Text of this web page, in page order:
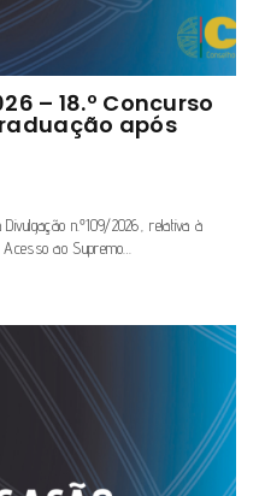
– 18.º Concurso
após
n.º109/2026, relativa à
ao Supremo…